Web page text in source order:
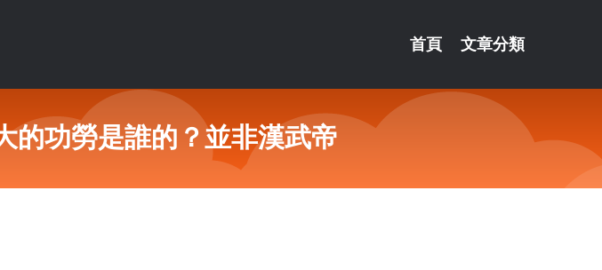
首頁 文章分類
的功勞是誰的？並非漢武帝